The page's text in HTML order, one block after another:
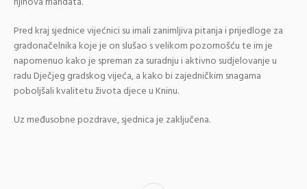
Pred kraj sjednice vijećnici su imali zanimljiva pitanja i prijedloge za
gradonačelnika koje je on slušao s velikom pozornošću te im je
napomenuo kako je spreman za suradnju i aktivno sudjelovanje u
radu Dječjeg gradskog vijeća, a kako bi zajedničkim snagama
poboljšali kvalitetu života djece u Kninu.
Uz međusobne pozdrave, sjednica je zaključena.